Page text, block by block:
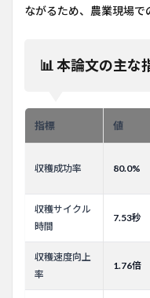
ながるため、農業現場で
📊 本論文の主な
指標 値
収穫成功率 80.0%
収穫サイクル
時間
7.53秒
収穫速度向上
率
1.76倍